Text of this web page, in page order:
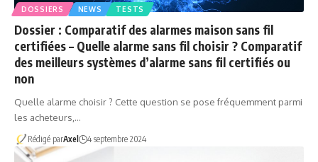
DOSSIERS NEWS TESTS
Dossier : Comparatif des alarmes maison sans fil
certifiées – Quelle alarme sans fil choisir ? Comparatif
des meilleurs systèmes d’alarme sans fil certifiés ou
non
Quelle alarme choisir ? Cette question se pose fréquemment parmi
les acheteurs,…
Rédigé parAxel 4 septembre 2024